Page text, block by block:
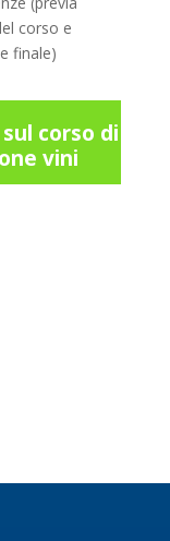
corso e
finale)
corso di
vini